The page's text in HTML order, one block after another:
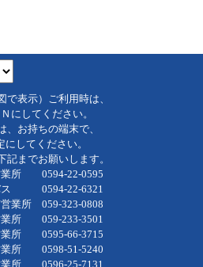
表示）ご利用時は、
にしてください。
お持ちの端末で、
してください。
までお願いします。
0594-22-0595
22-6321
所 059-323-0808
業所 059-233-3501
所 0595-66-3715
所 0598-51-5240
0596-25-7131